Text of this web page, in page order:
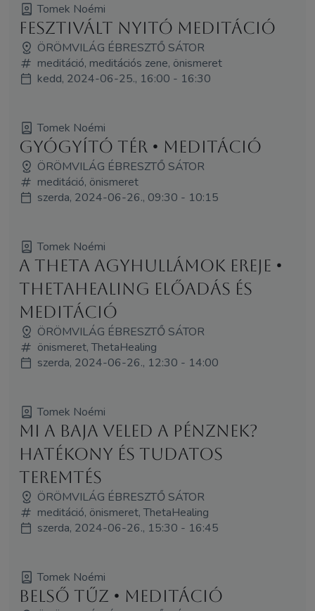
Tomek Noémi
Fesztivált Nyitó meditáció
ÖRÖMVILÁG ÉBRESZTŐ SÁTOR
meditáció, meditációs zene, önismeret
kedd, 2024-06-25., 16:00 - 16:30
Tomek Noémi
Gyógyító tér • meditáció
ÖRÖMVILÁG ÉBRESZTŐ SÁTOR
meditáció, önismeret
szerda, 2024-06-26., 09:30 - 10:15
Tomek Noémi
A theta agyhullámok ereje •
ThetaHealing előadás és
meditáció
ÖRÖMVILÁG ÉBRESZTŐ SÁTOR
önismeret, ThetaHealing
szerda, 2024-06-26., 12:30 - 14:00
Tomek Noémi
Mi a baja veled a pénznek?
Hatékony és tudatos
teremtés
ÖRÖMVILÁG ÉBRESZTŐ SÁTOR
meditáció, önismeret, ThetaHealing
szerda, 2024-06-26., 15:30 - 16:45
Tomek Noémi
Belső tűz • meditáció